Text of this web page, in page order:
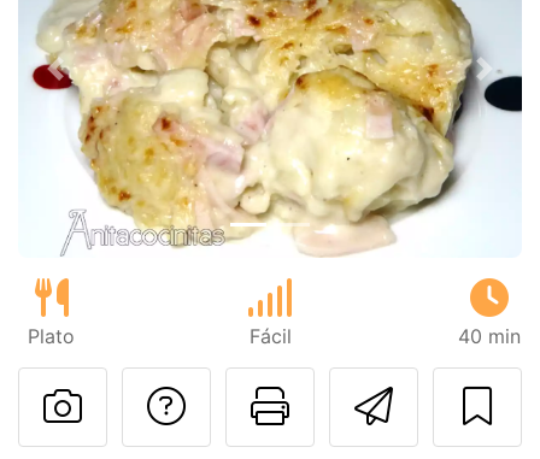
Anterior
Plato Fácil 40 min
Imprimir
Preguntar al autor